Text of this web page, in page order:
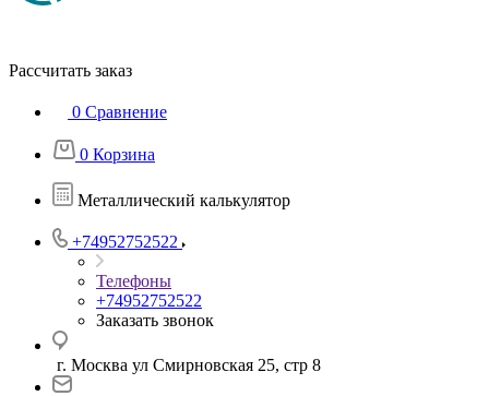
Рассчитать заказ
0 Сравнение
0 Корзина
Металлический калькулятор
+74952752522
Телефоны
+74952752522
Заказать звонок
г. Москва ул Смирновская 25, стр 8